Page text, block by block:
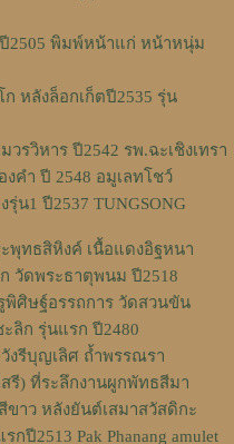
2505 พิมพ์หน้าแก่ หน้าหนุ่ม
หลังล็อกเก็ตปี2535 รุ่น
รวิหาร ปี2542 รพ.ฉะเชิงเทรา
คำ ปี 2548 อมูเลทโชว์
น1 ปี2537 TUNGSONG
พุทธสิหิงค์ เนื้อแดงอิฐหนา
วัดพระธาตุพนม ปี2518
ศิษฐ์อรรถการ วัดสวนขัน
ลิก รุ่นแรก ปี2480
งรีบุญเลิศ ถ้ำพรรณรา
รี) ที่ระลึกงานผูกพัทธสีมา
าว หลังยันต์เสมาสวัสดิกะ
ปี2513 Pak Phanang amulet